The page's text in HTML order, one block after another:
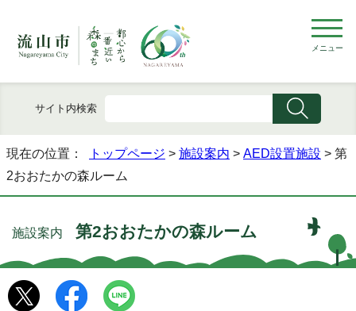
メニュー
サイト内検索
現在の位置： トップページ > 施設案内 > AED設置施設 > 第
2おおたかの森ルーム
施設案内 第2おおたかの森ルーム